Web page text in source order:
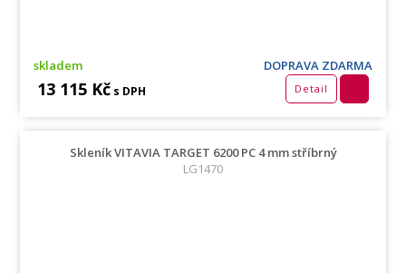
skladem DOPRAVA ZDARMA
13 115 Kč s DPH Detail
Skleník VITAVIA TARGET 6200 PC 4 mm stříbrný
LG1470